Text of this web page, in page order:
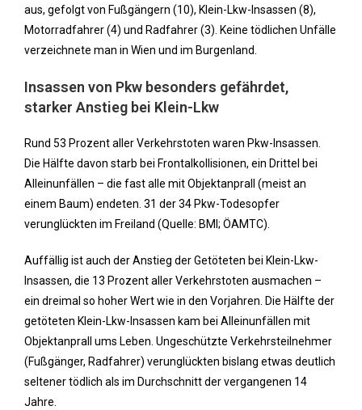
aus, gefolgt von Fußgängern (10), Klein-Lkw-Insassen (8),
Motorradfahrer (4) und Radfahrer (3). Keine tödlichen Unfälle
verzeichnete man in Wien und im Burgenland.
Insassen von Pkw besonders gefährdet,
starker Anstieg bei Klein-Lkw
Rund 53 Prozent aller Verkehrstoten waren Pkw-Insassen.
Die Hälfte davon starb bei Frontalkollisionen, ein Drittel bei
Alleinunfällen – die fast alle mit Objektanprall (meist an
einem Baum) endeten. 31 der 34 Pkw-Todesopfer
verunglückten im Freiland (Quelle: BMI; ÖAMTC).
Auffällig ist auch der Anstieg der Getöteten bei Klein-Lkw-
Insassen, die 13 Prozent aller Verkehrstoten ausmachen –
ein dreimal so hoher Wert wie in den Vorjahren. Die Hälfte der
getöteten Klein-Lkw-Insassen kam bei Alleinunfällen mit
Objektanprall ums Leben. Ungeschützte Verkehrsteilnehmer
(Fußgänger, Radfahrer) verunglückten bislang etwas deutlich
seltener tödlich als im Durchschnitt der vergangenen 14
Jahre.